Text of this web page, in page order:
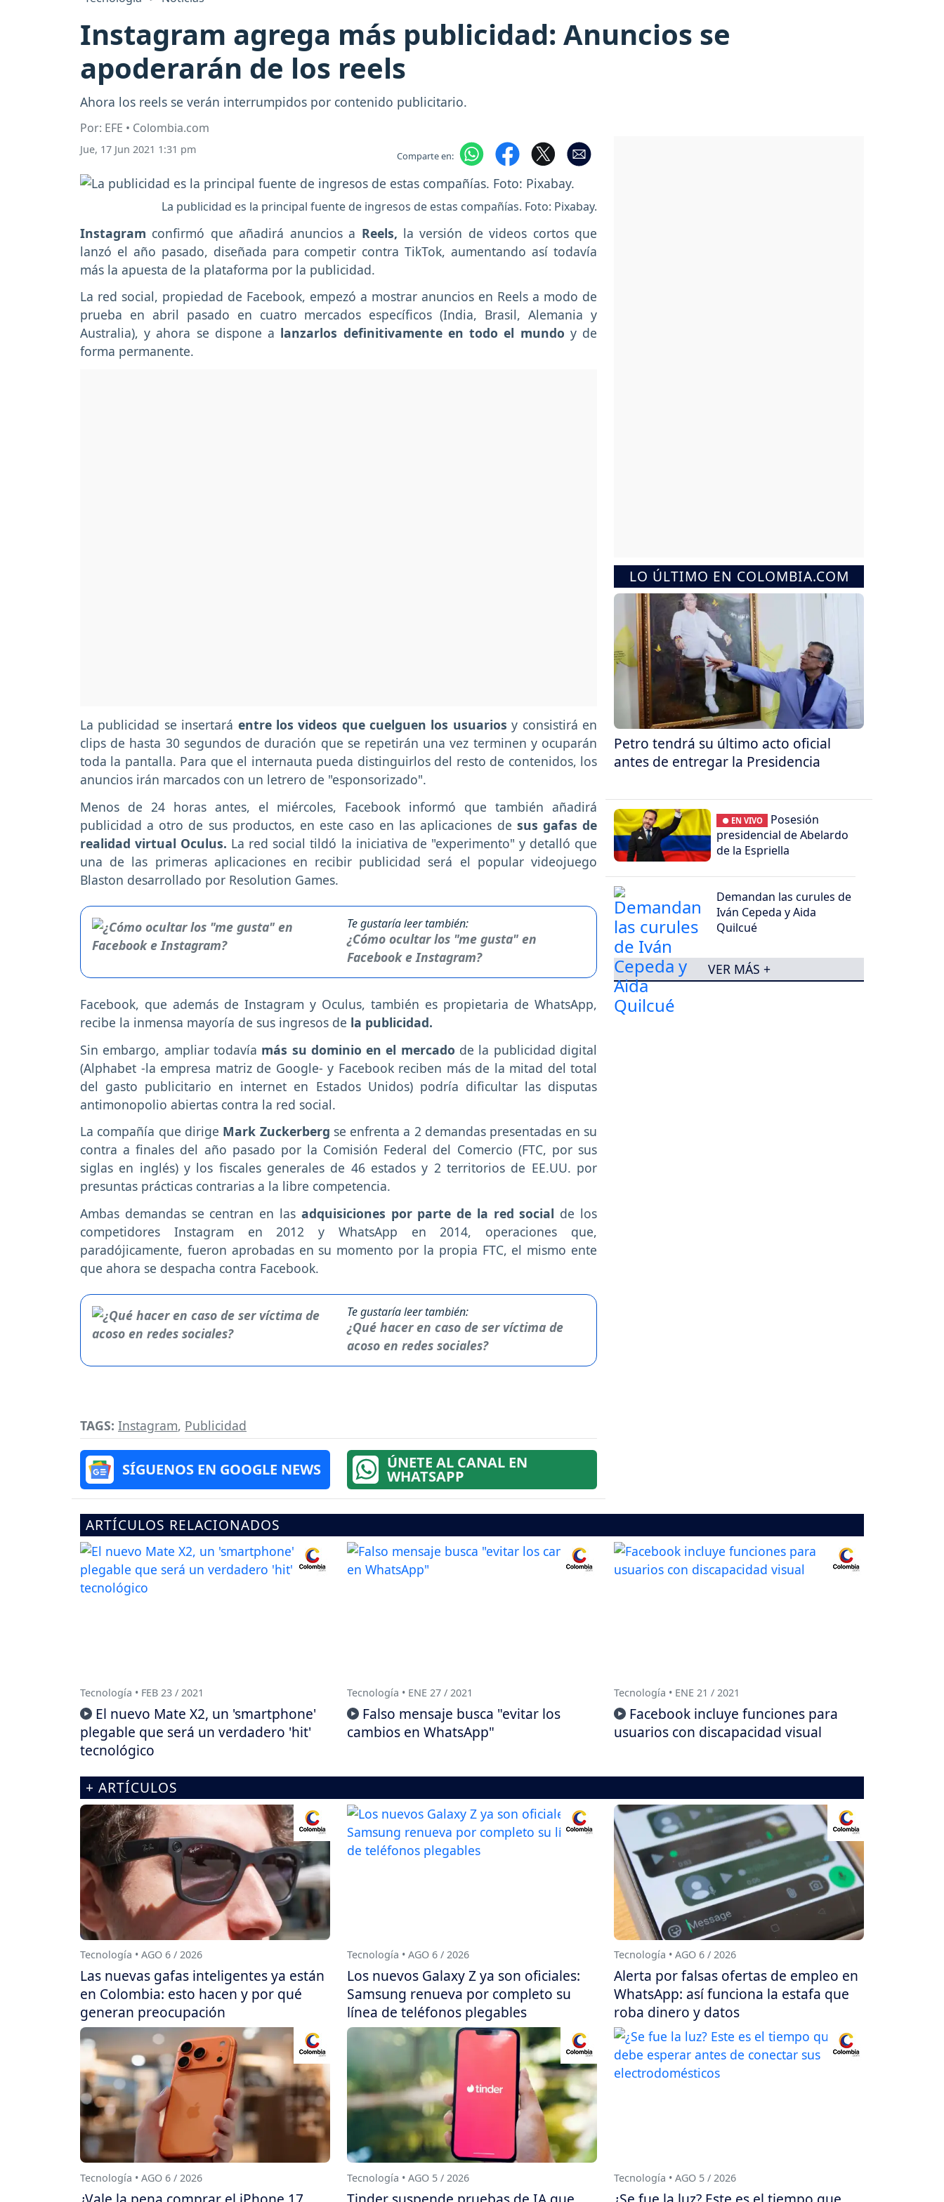
Instagram agrega más publicidad: Anuncios se
apoderarán de los reels
Ahora los reels se verán interrumpidos por contenido publicitario.
Por: EFE • Colombia.com
Jue, 17 Jun 2021 1:31 pm Comparte en:
La publicidad es la principal fuente de ingresos de estas compañías. Foto: Pixabay.
Instagram confirmó que añadirá anuncios a Reels, la versión de videos cortos que
lanzó el año pasado, diseñada para competir contra TikTok, aumentando así todavía
más la apuesta de la plataforma por la publicidad.
La red social, propiedad de Facebook, empezó a mostrar anuncios en Reels a modo de
prueba en abril pasado en cuatro mercados específicos (India, Brasil, Alemania y
Australia), y ahora se dispone a lanzarlos definitivamente en todo el mundo y de
forma permanente.
La publicidad se insertará entre los videos que cuelguen los usuariosy consistirá en
clips de hasta 30 segundos de duración que se repetirán una vez terminen y ocuparán
toda la pantalla. Para que el internauta pueda distinguirlos del resto de contenidos, los
anuncios irán marcados con un letrero de "esponsorizado".
Menos de 24 horas antes, el miércoles, Facebook informó que también añadirá
publicidad a otro de sus productos, en este caso en las aplicaciones de sus gafas de
realidad virtual Oculus. La red social tildó la iniciativa de "experimento" y detalló que
una de las primeras aplicaciones en recibir publicidad será el popular videojuego
Blaston desarrollado por Resolution Games.
Te gustaría leer también:
¿Cómo ocultar los "me gusta" en
Facebook e Instagram?
Facebook, que además de Instagram y Oculus, también es propietaria de WhatsApp,
recibe la inmensa mayoría de sus ingresos de la publicidad.
Sin embargo, ampliar todavía más su dominio en el mercado de la publicidad digital
(Alphabet -la empresa matriz de Google- y Facebook reciben más de la mitad del total
del gasto publicitario en internet en Estados Unidos) podría dificultar las disputas
antimonopolio abiertas contra la red social.
La compañía que dirige Mark Zuckerberg se enfrenta a 2 demandas presentadas en su
contra a finales del año pasado por la Comisión Federal del Comercio (FTC, por sus
siglas en inglés) y los fiscales generales de 46 estados y 2 territorios de EE.UU. por
presuntas prácticas contrarias a la libre competencia.
Ambas demandas se centran en lasadquisiciones por parte de la red social de los
competidores Instagram en 2012 y WhatsApp en 2014, operaciones que,
paradójicamente, fueron aprobadas en su momento por la propia FTC, el mismo ente
que ahora se despacha contra Facebook.
Te gustaría leer también:
¿Qué hacer en caso de ser víctima de
acoso en redes sociales?
TAGS: Instagram, Publicidad
SÍGUENOS EN GOOGLE NEWS ÚNETE AL CANAL EN
WHATSAPP
LO ÚLTIMO EN COLOMBIA.COM
Petro tendrá su último acto oficial
antes de entregar la Presidencia
● EN VIVO
Posesión
presidencial de Abelardo
de la Espriella
Demandan las curules de
Iván Cepeda y Aida
Quilcué
VER MÁS +
ARTÍCULOS RELACIONADOS
Tecnología • FEB 23 / 2021
El nuevo Mate X2, un 'smartphone'
plegable que será un verdadero 'hit'
tecnológico
Tecnología • ENE 27 / 2021
Falso mensaje busca "evitar los
cambios en WhatsApp"
Tecnología • ENE 21 / 2021
Facebook incluye funciones para
usuarios con discapacidad visual
+ ARTÍCULOS
Tecnología • AGO 6 / 2026
Las nuevas gafas inteligentes ya están
en Colombia: esto hacen y por qué
generan preocupación
Tecnología • AGO 6 / 2026
Los nuevos Galaxy Z ya son oficiales:
Samsung renueva por completo su
línea de teléfonos plegables
Tecnología • AGO 6 / 2026
Alerta por falsas ofertas de empleo en
WhatsApp: así funciona la estafa que
roba dinero y datos
Tecnología • AGO 6 / 2026 Tecnología • AGO 5 / 2026 Tecnología • AGO 5 / 2026